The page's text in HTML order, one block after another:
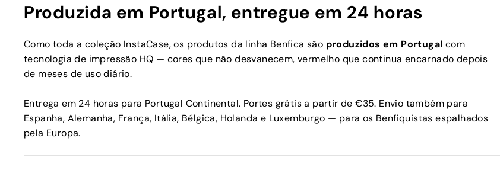
Produzida em Portugal, entregue em 24 horas
Como toda a coleção InstaCase, os produtos da linha Benfica são produzidos em Portugal com
tecnologia de impressão HQ — cores que não desvanecem, vermelho que continua encarnado depois
de meses de uso diário.
Entrega em 24 horas para Portugal Continental. Portes grátis a partir de €35. Envio também para
Espanha, Alemanha, França, Itália, Bélgica, Holanda e Luxemburgo — para os Benfiquistas espalhados
pela Europa.